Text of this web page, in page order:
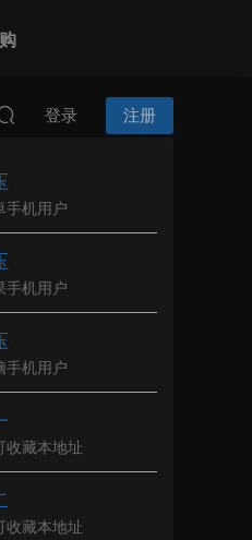
登录 注册
手机用户
手机用户
手机用户
收藏本地址
收藏本地址